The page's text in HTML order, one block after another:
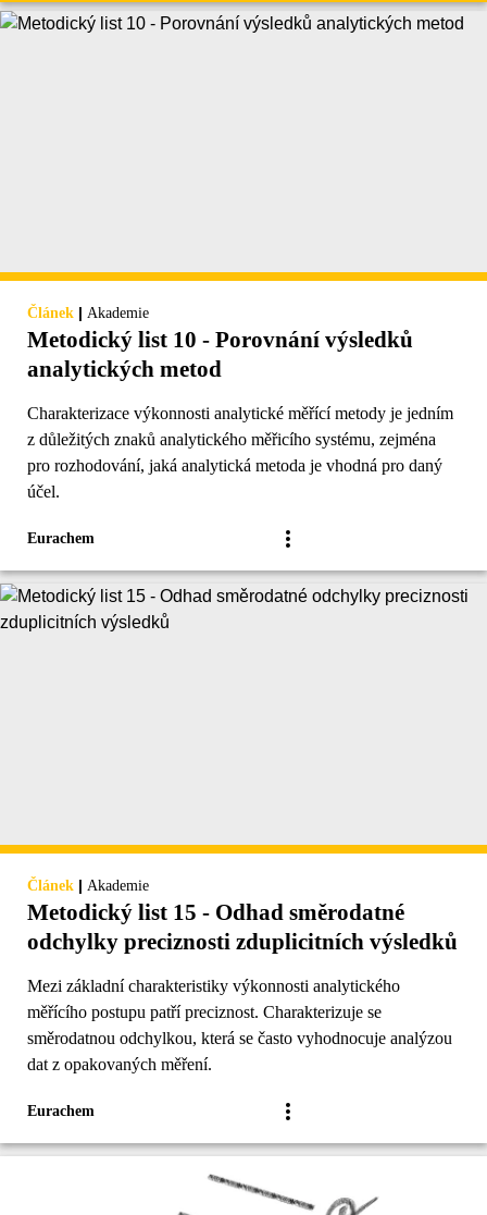
Článek | Akademie
Metodický list 10 - Porovnání výsledků
analytických metod
Charakterizace výkonnosti analytické měřící metody je jedním
z důležitých znaků analytického měřicího systému, zejména
pro rozhodování, jaká analytická metoda je vhodná pro daný
účel.
Eurachem
Článek | Akademie
Metodický list 15 - Odhad směrodatné
odchylky preciznosti zduplicitních výsledků
Mezi základní charakteristiky výkonnosti analytického
měřícího postupu patří preciznost. Charakterizuje se
směrodatnou odchylkou, která se často vyhodnocuje analýzou
dat z opakovaných měření.
Eurachem